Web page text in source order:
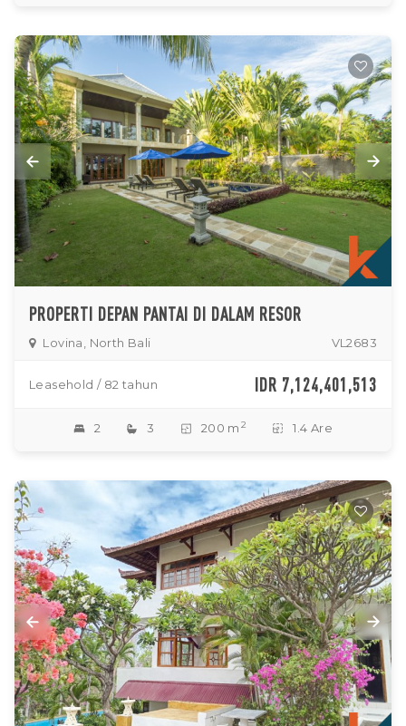
PROPERTI DEPAN PANTAI DI DALAM RESOR
Lovina, North Bali VL2683
Leasehold / 82 tahun IDR 7,124,401,513
2 3 200 m 2 1.4 Are